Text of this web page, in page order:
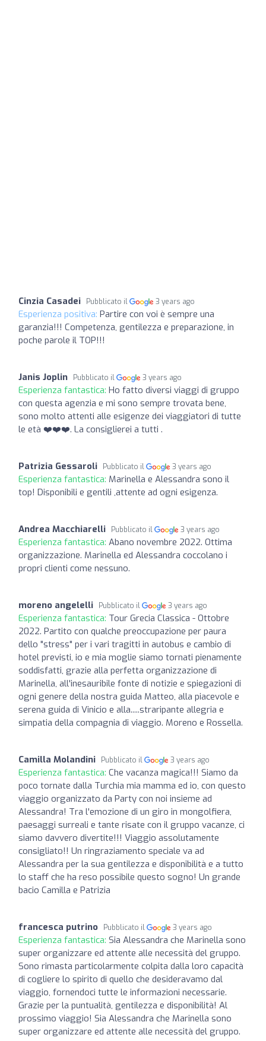
Cinzia Casadei Pubblicato il 3 years ago
Esperienza positiva: Partire con voi è sempre una
garanzia!!! Competenza, gentilezza e preparazione, in
poche parole il TOP!!!
Janis Joplin Pubblicato il 3 years ago
Esperienza fantastica: Ho fatto diversi viaggi di gruppo
con questa agenzia e mi sono sempre trovata bene,
sono molto attenti alle esigenze dei viaggiatori di tutte
le età ❤️❤️❤️. La consiglierei a tutti .
Patrizia Gessaroli Pubblicato il 3 years ago
Esperienza fantastica: Marinella e Alessandra sono il
top! Disponibili e gentili ,attente ad ogni esigenza.
Andrea Macchiarelli Pubblicato il 3 years ago
Esperienza fantastica: Abano novembre 2022. Ottima
organizzazione. Marinella ed Alessandra coccolano i
propri clienti come nessuno.
moreno angelelli Pubblicato il 3 years ago
Esperienza fantastica: Tour Grecia Classica - Ottobre
2022. Partito con qualche preoccupazione per paura
dello "stress" per i vari tragitti in autobus e cambio di
hotel previsti, io e mia moglie siamo tornati pienamente
soddisfatti, grazie alla perfetta organizzazione di
Marinella, all'inesauribile fonte di notizie e spiegazioni di
ogni genere della nostra guida Matteo, alla piacevole e
serena guida di Vinicio e alla.....straripante allegria e
simpatia della compagnia di viaggio. Moreno e Rossella.
Camilla Molandini Pubblicato il 3 years ago
Esperienza fantastica: Che vacanza magica!!! Siamo da
poco tornate dalla Turchia mia mamma ed io, con questo
viaggio organizzato da Party con noi insieme ad
Alessandra! Tra l'emozione di un giro in mongolfiera,
paesaggi surreali e tante risate con il gruppo vacanze, ci
siamo davvero divertite!!! Viaggio assolutamente
consigliato!! Un ringraziamento speciale va ad
Alessandra per la sua gentilezza e disponibilità e a tutto
lo staff che ha reso possibile questo sogno! Un grande
bacio Camilla e Patrizia
francesca putrino Pubblicato il 3 years ago
Esperienza fantastica: Sia Alessandra che Marinella sono
super organizzare ed attente alle necessità del gruppo.
Sono rimasta particolarmente colpita dalla loro capacità
di cogliere lo spirito di quello che desideravamo dal
viaggio, fornendoci tutte le informazioni necessarie.
Grazie per la puntualità, gentilezza e disponibilità! Al
prossimo viaggio! Sia Alessandra che Marinella sono
super organizzare ed attente alle necessità del gruppo.